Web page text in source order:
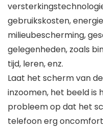
gebruikskosten,
milieubescherming,
gelegenheden, zoals
tijd, leren, enz.
Laat het scherm van
inzoomen, het beeld is
probleem op dat het
telefoon erg